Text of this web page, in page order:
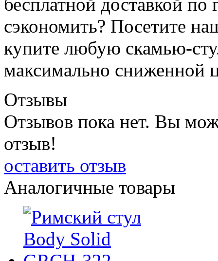
сэкономить? Посетите
купите любую скамью-
максимально сниженной
Отзывы
Отзывов пока нет. Вы
отзыв!
оставить отзыв
Аналогичные товары